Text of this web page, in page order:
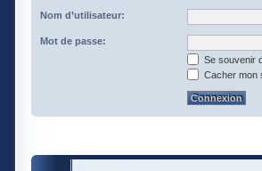
Nom d’utilisateur:
Mot de passe:
Se souvenir
Cacher mon